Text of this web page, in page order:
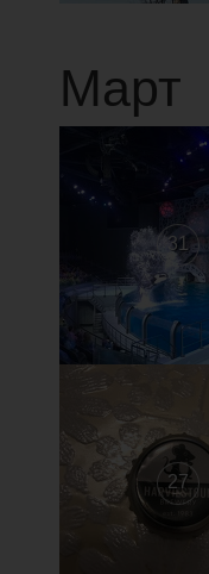
Март
31
27